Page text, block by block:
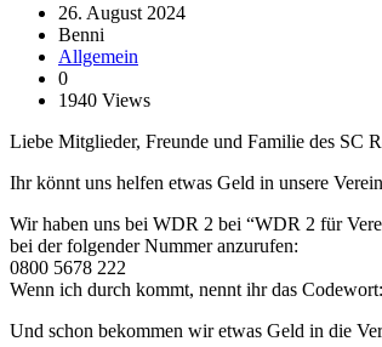
26. August 2024
Benni
Allgemein
0
1940 Views
Liebe Mitglieder, Freunde und Familie des SC
Ihr könnt uns helfen etwas Geld in unsere
Wir haben uns bei WDR 2 bei “WDR 2 für
bei der folgender Nummer anzurufen:
0800 5678 222
Wenn ich durch kommt, nennt ihr das
Und schon bekommen wir etwas Geld in die